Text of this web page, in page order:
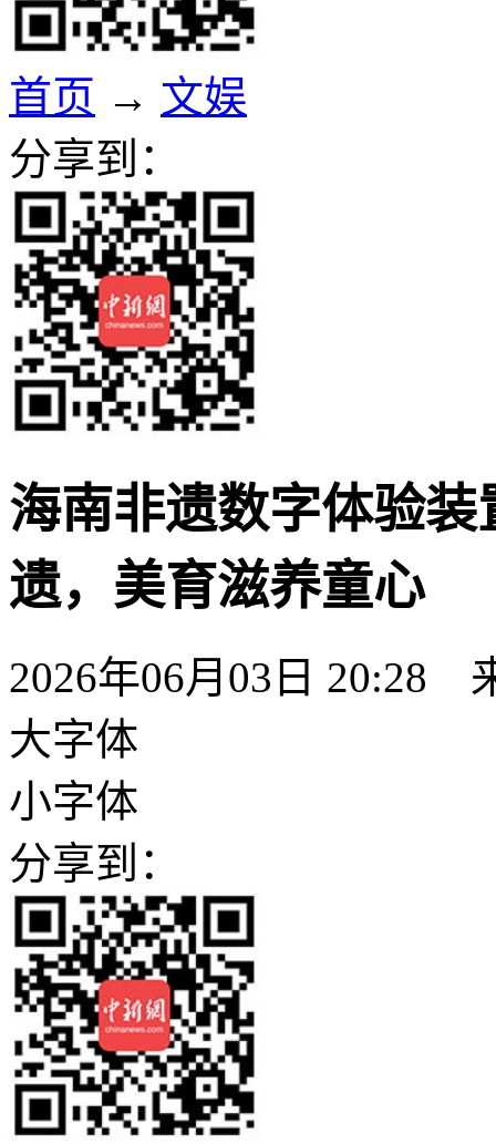
首页 → 文娱
分享到：
海南非遗数字体验
遗，美育滋养童心
2026年06月03日 20:28
大字体
小字体
分享到：